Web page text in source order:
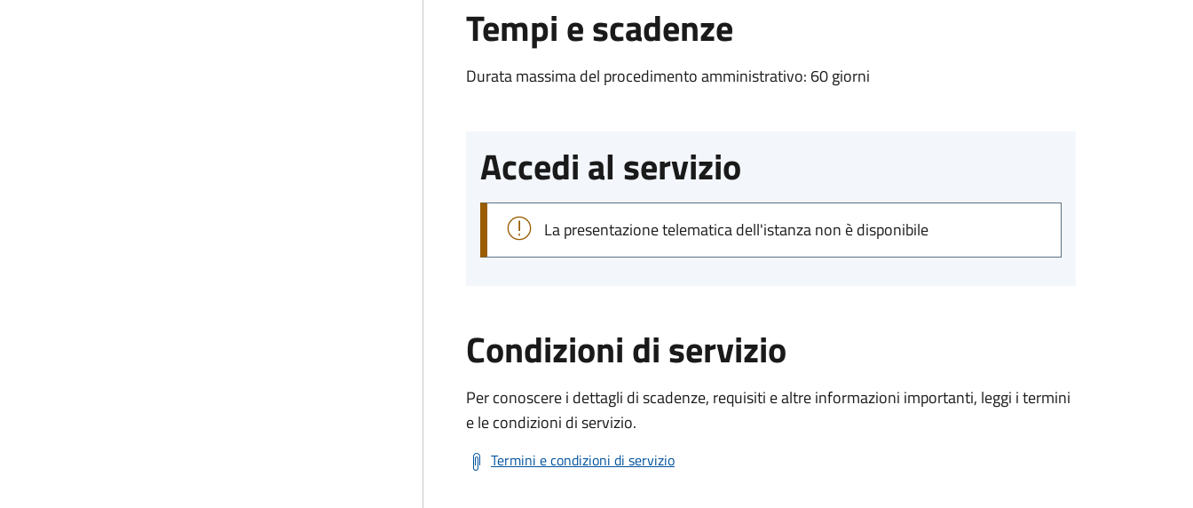
Tempi e scadenze
Durata massima del procedimento amministrativo: 60 giorni
Accedi al servizio
La presentazione telematica dell'istanza non è disponibile
Condizioni di servizio
Per conoscere i dettagli di scadenze, requisiti e altre informazioni importanti, leggi i termini
e le condizioni di servizio.
Termini e condizioni di servizio